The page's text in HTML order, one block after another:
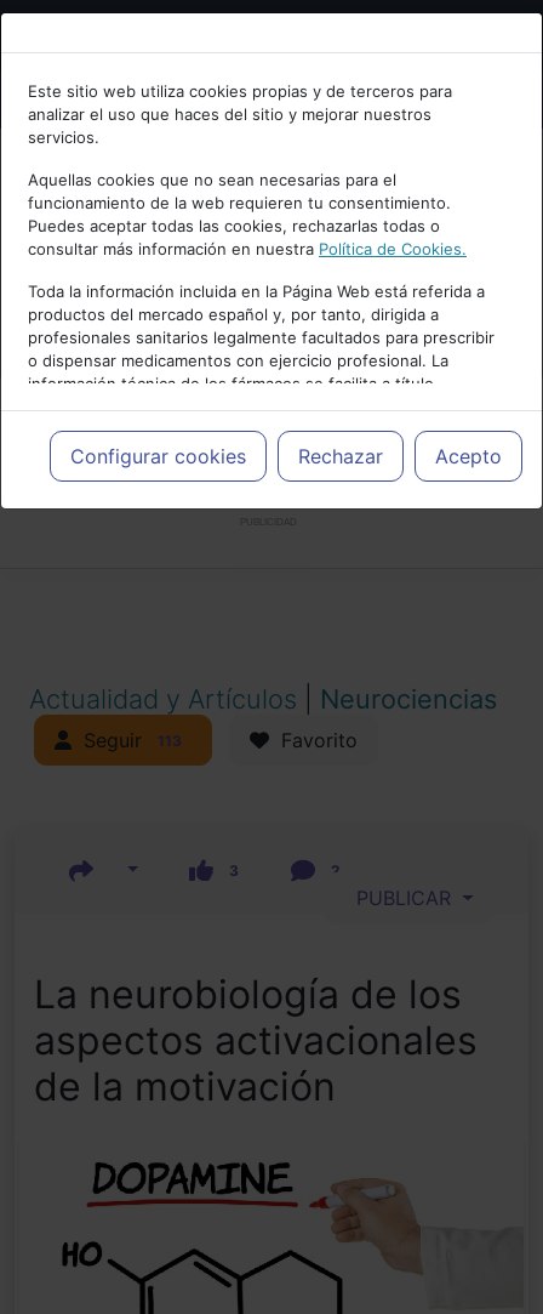
Bienvenid@ a psiquiatria.com
Escribe tu Email
Accede o regístrate con tu email.
Cancelar
Este sitio web utiliza cookies propias y de terceros para
analizar el uso que haces del sitio y mejorar nuestros
servicios.
Aquellas cookies que no sean necesarias para el
funcionamiento de la web requieren tu consentimiento.
Puedes aceptar todas las cookies, rechazarlas todas o
consultar más información en nuestra Política de Cookies.
Toda la información incluida en la Página Web está referida a
productos del mercado español y, por tanto, dirigida a
profesionales sanitarios legalmente facultados para prescribir
o dispensar medicamentos con ejercicio profesional. La
información técnica de los fármacos se facilita a título
meramente informativo, siendo responsabilidad de los
profesionales facultados prescribir medicamentos y decidir, en
cada caso concreto, el tratamiento más adecuado a las
necesidades del paciente.
Configurar cookies Rechazar Acepto
Actualidad y Artículos Neurociencias
Seguir 113 Favorito
3 2
PUBLICAR
La neurobiología de los
aspectos activacionales
de la motivación